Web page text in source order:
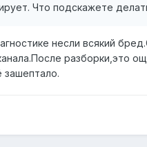
Что подскажете
несли всякий
разборки,это
зашептало.